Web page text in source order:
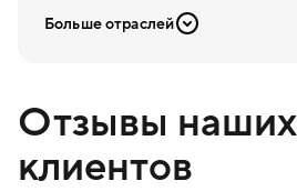
Больше отраслей
Отзывы наших
клиентов